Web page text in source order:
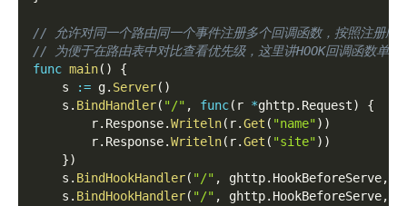
// 允许对同一个路由同一个事件注册多个回调函数，按照注册顺
// 为便于在路由表中对比查看优先级，这里讲HOOK回调函数单独
func main( )
{
    s
:= g. Server( )
    s
. BindHandler( "/" , func( r *ghttp. Request)
{
        r
. Response.Writeln( r.Get ( "name") )
        r
. Response.Writeln( r.Get ( "site") )
})
    s
. BindHookHandler( "/" , ghttp. HookBeforeServe,
    s
. BindHookHandler( "/" , ghttp. HookBeforeServe,